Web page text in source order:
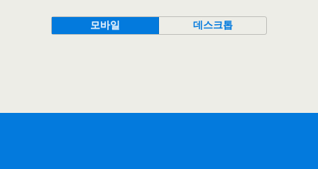
모바일 데스크톱